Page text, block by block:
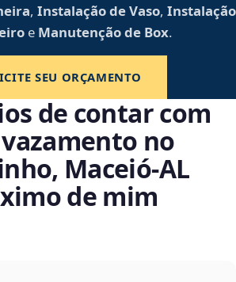
, Instalação de Vaso, Instalação
e Manutenção de Box.
SEU ORÇAMENTO
de contar com
no
Maceió‑AL
de mim